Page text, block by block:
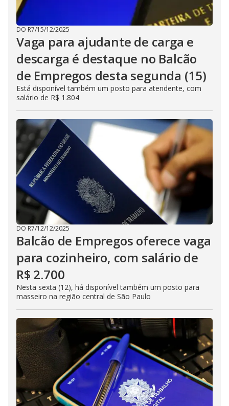
DO R7/15/12/2025
Vaga para ajudante de carga e
descarga é destaque no Balcão
de Empregos desta segunda (15)
Está disponível também um posto para atendente, com
salário de R$ 1.804
DO R7/12/12/2025
Balcão de Empregos oferece vaga
para cozinheiro, com salário de
R$ 2.700
Nesta sexta (12), há disponível também um posto para
masseiro na região central de São Paulo